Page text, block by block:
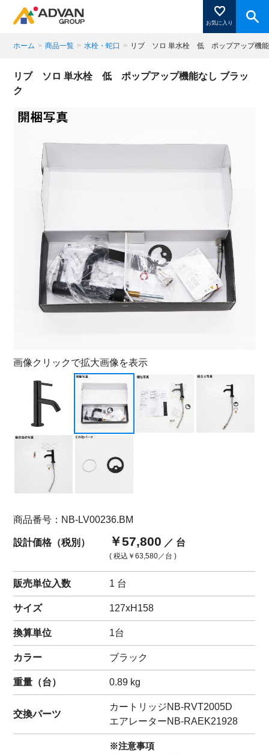
お気に入り
商品ページにある「お気に入り登録」を押すと登録した
商品がここに表示されます。
ホーム > 商品一覧 > 水栓・蛇口 > リブ ソロ 単水栓 低 ポップアップ機能
リブ ソロ 単水栓 低 ポップアップ機能なし ブラッ
ク
画像クリックで拡大画像を表示
商品番号：NB-LV00236.BM
設計価格（税別） ￥57,800 ／ 台
( 税込 ￥63,580 ／台 )
販売単位入数 1 台
サイズ 127xH158
換算単位 1台
カラー ブラック
重量（台） 0.89 kg
交換パーツ
カートリッジNB-RVT2005D
エアレーターNB-RAEK21928
※注意事項